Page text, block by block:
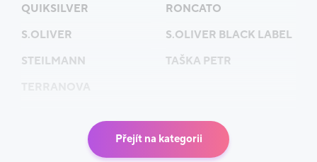
QUIKSILVER
RONCATO
S.OLIVER
S.OLIVER BLACK LABEL
STEILMANN
TAŠKA PETR
Přejít na kategorii